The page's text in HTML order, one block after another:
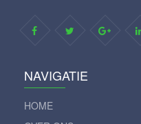
NAVIGATIE
HOME